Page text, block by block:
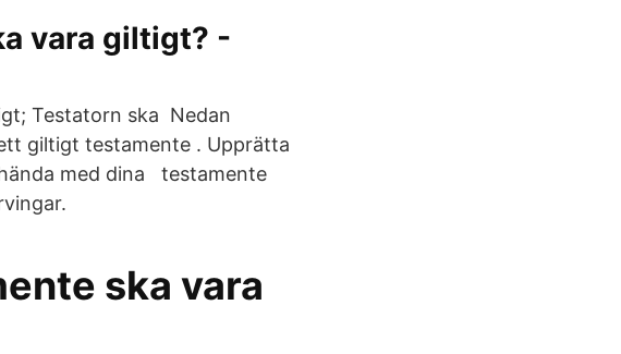
vara giltigt? -
Testatorn ska Nedan
giltigt testamente . Upprätta
med dina testamente
ska vara